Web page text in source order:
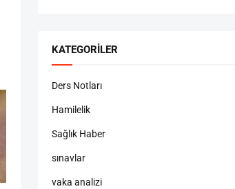
KATEGORILER
Ders Notları
Hamilelik
Sağlık Haber
sınavlar
vaka analizi